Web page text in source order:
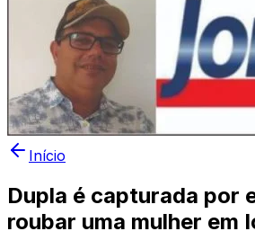
Início
Dupla é capturada por
roubar uma mulher em